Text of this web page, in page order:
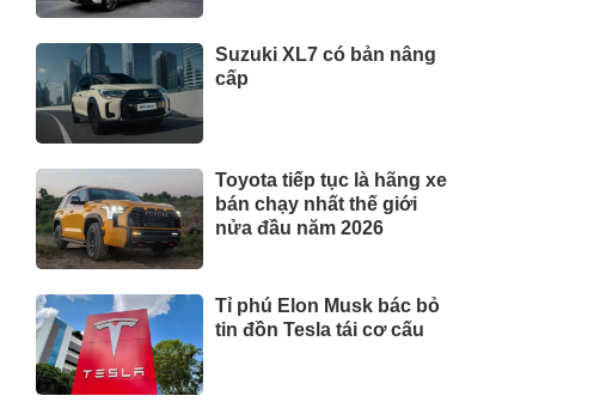
Suzuki XL7 có bản nâng
cấp
Toyota tiếp tục là hãng xe
bán chạy nhất thế giới
nửa đầu năm 2026
Tỉ phú Elon Musk bác bỏ
tin đồn Tesla tái cơ cấu